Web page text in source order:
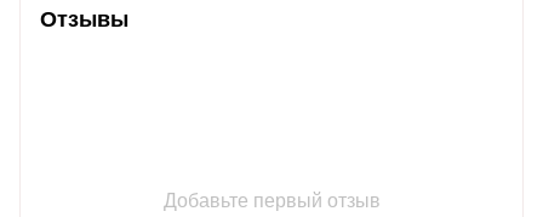
Отзывы
Добавьте первый отзыв